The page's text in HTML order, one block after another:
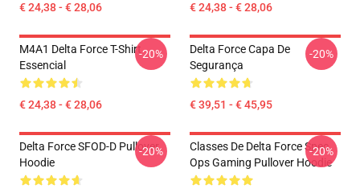
€ 24,38 - € 28,06 € 24,38 - € 28,06
M4A1 Delta Force T-Shirt
Essencial
€ 24,38 - € 28,06
-20%
Delta Force Capa De
Segurança
€ 39,51 - € 45,95
-20%
Delta Force SFOD-D Pullover
Hoodie
-20%
Classes De Delta Force Spec
Ops Gaming Pullover Hoodie
-20%